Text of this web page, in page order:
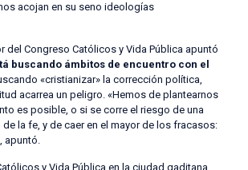
acojan en su seno ideologías
del Congreso Católicos y Vida Pública apuntó
buscando ámbitos de encuentro con el
«cristianizar» la corrección política,
acarrea un peligro. «Hemos de plantearnos
es posible, o si se corre el riesgo de una
la fe, y de caer en el mayor de los fracasos:
apuntó.
y Vida Pública en la ciudad gaditana